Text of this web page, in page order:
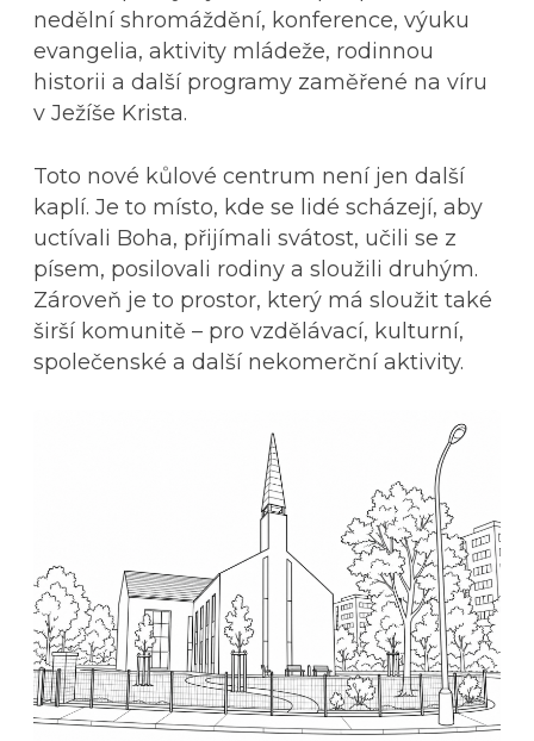
nedělní shromáždění, konference, výuku
evangelia, aktivity mládeže, rodinnou
historii a další programy zaměřené na víru
v Ježíše Krista.
Toto nové kůlové centrum není jen další
kaplí. Je to místo, kde se lidé scházejí, aby
uctívali Boha, přijímali svátost, učili se z
písem, posilovali rodiny a sloužili druhým.
Zároveň je to prostor, který má sloužit také
širší komunitě – pro vzdělávací, kulturní,
společenské a další nekomerční aktivity.